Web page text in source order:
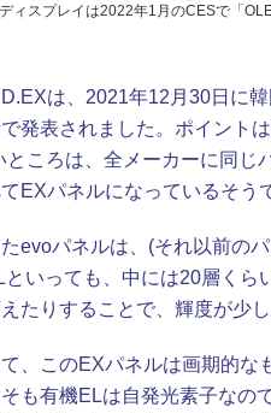
ィスプレイは2022年1月のCESで「
は、2021年12月30日に
発表されました。ポイント
ところは、全メーカーに同じ
EXパネルになっているそう
evoパネルは、(それ以前の
といっても、中には20層くら
たりすることで、輝度が少し
、このEXパネルは画期的な
も有機ELは自発光素子なの